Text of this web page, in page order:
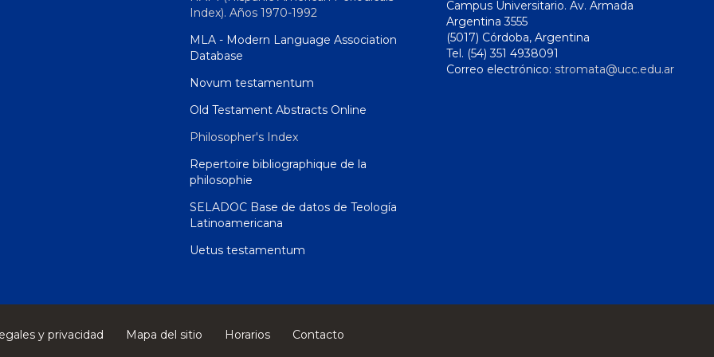
Index). Años 1970-1992
MLA - Modern Language Association
Database
Novum testamentum
Old Testament Abstracts Online
Philosopher's Index
Repertoire bibliographique de la
philosophie
SELADOC Base de datos de Teología
Latinoamericana
Uetus testamentum
Campus Universitario. Av. Armada
Argentina 3555
(5017) Córdoba, Argentina
Tel. (54) 351 4938091
Correo electrónico: stromata@ucc.edu.ar
y privacidad Mapa del sitio Horarios
Contacto